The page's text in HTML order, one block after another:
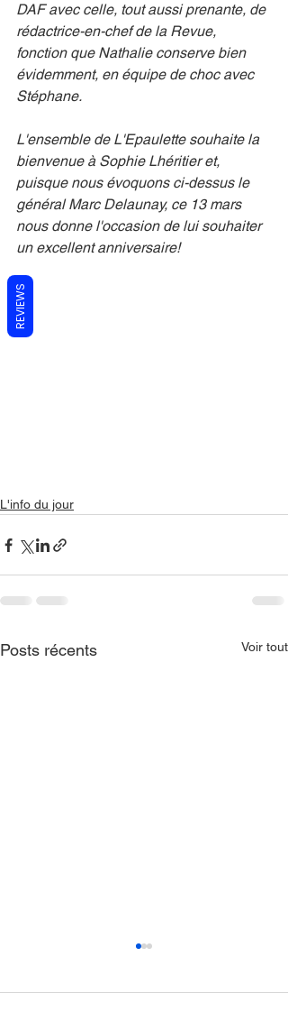
DAF avec celle, tout aussi prenante, de
rédactrice-en-chef de la Revue,
fonction que Nathalie conserve bien
évidemment, en équipe de choc avec
Stéphane.
L'ensemble de L'Epaulette souhaite la
bienvenue à Sophie Lhéritier et,
puisque nous évoquons ci-dessus le
général Marc Delaunay, ce 13 mars
nous donne l'occasion de lui souhaiter
un excellent anniversaire!
L'info du jour
Posts récents Voir tout
REVIEWS